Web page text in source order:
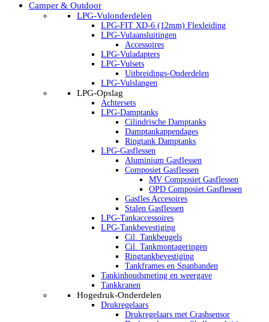
Camper & Outdoor
LPG-Vulonderdelen
LPG-FIT XD-6 (12mm) Flexleiding
LPG-Vulaansluitingen
Accessoires
LPG-Vuladapters
LPG-Vulsets
Uitbreidings-Onderdelen
LPG-Vulslangen
LPG-Opslag
Achtersets
LPG-Damptanks
Cilindrische Damptanks
Damptankappendages
Ringtank Damptanks
LPG-Gasflessen
Aluminium Gasflessen
Composiet Gasflessen
MV Composiet Gasflessen
OPD Composiet Gasflessen
Gasfles Accesoires
Stalen Gasflessen
LPG-Tankaccessoires
LPG-Tankbevestiging
Cil. Tankbeugels
Cil. Tankmontageringen
Ringtankbevestiging
Tankframes en Spanbanden
Tankinhoudsmeting en weergave
Tankkranen
Hogedruk-Onderdelen
Drukregelaars
Drukregelaars met Crashsensor